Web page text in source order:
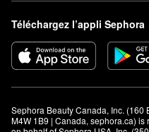
Téléchargez l’appli Sephora
Sephora Beauty Canada, Inc. (160
M4W 1B9 | Canada, sephora.ca)